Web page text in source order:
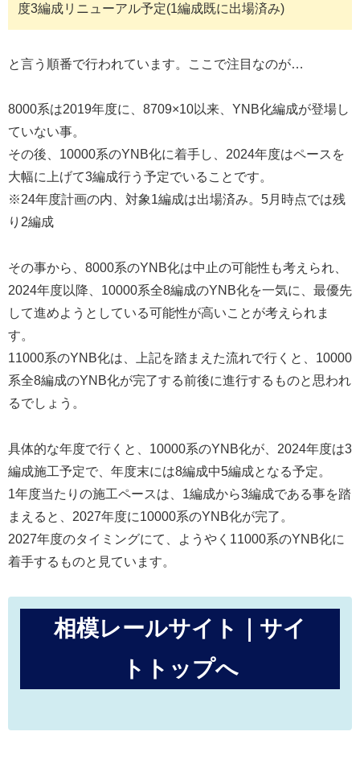
度3編成リニューアル予定(1編成既に出場済み)
と言う順番で行われています。ここで注目なのが…
8000系は2019年度に、8709×10以来、YNB化編成が登場し
ていない事。
その後、10000系のYNB化に着手し、2024年度はペースを
大幅に上げて3編成行う予定でいることです。
※24年度計画の内、対象1編成は出場済み。5月時点では残
り2編成
その事から、8000系のYNB化は中止の可能性も考えられ、
2024年度以降、10000系全8編成のYNB化を一気に、最優先
して進めようとしている可能性が高いことが考えられま
す。
11000系のYNB化は、上記を踏まえた流れで行くと、10000
系全8編成のYNB化が完了する前後に進行するものと思われ
るでしょう。
具体的な年度で行くと、10000系のYNB化が、2024年度は3
編成施工予定で、年度末には8編成中5編成となる予定。
1年度当たりの施工ペースは、1編成から3編成である事を踏
まえると、2027年度に10000系のYNB化が完了。
2027年度のタイミングにて、ようやく11000系のYNB化に
着手するものと見ています。
相模レールサイト｜サイ
トトップへ